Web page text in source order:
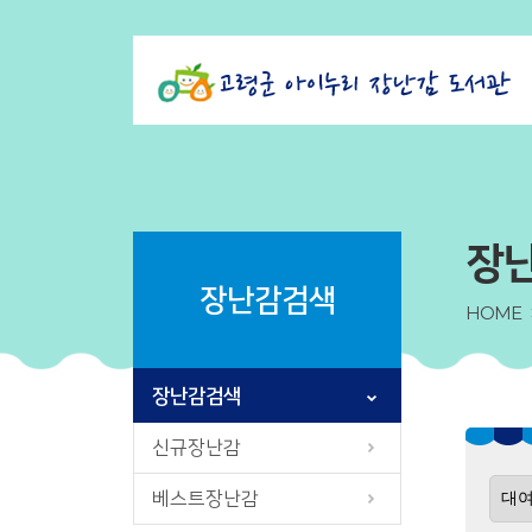
장난감검색
장난감검색
신규장난감
베스트장난감
장
HOME